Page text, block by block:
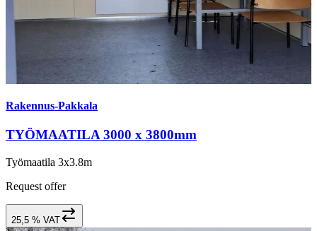
Rakennus-Pakkala
TYÖMAATILA 3000 x 3800mm
Työmaatila 3x3.8m
Request offer
25,5 % VAT